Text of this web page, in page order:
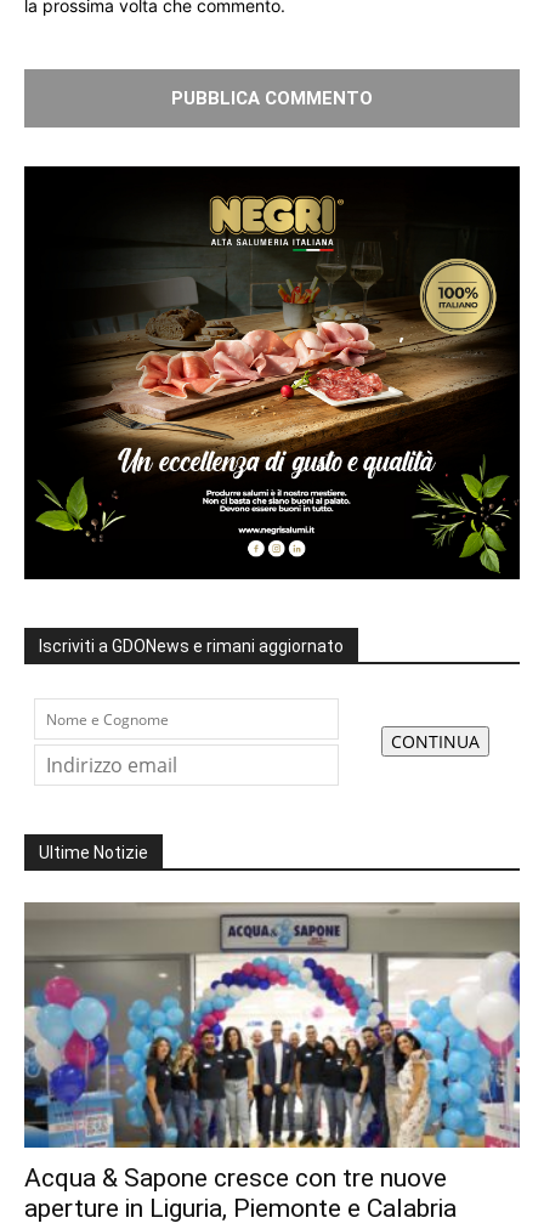
la prossima volta che commento.
Iscriviti a GDONews e rimani aggiornato
Ultime Notizie
Acqua & Sapone cresce con tre nuove
aperture in Liguria, Piemonte e Calabria